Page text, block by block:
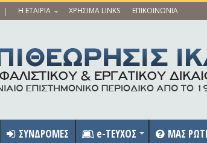
Η ΕΤΑΙΡΙΑ ΧΡΗΣΙΜΑ LINKS ΕΠΙΚΟΙΝΩΝΙΑ
ΣΥΝΔΡΟΜΕΣ e-ΤΕΥΧΟΣ ΜΑΣ